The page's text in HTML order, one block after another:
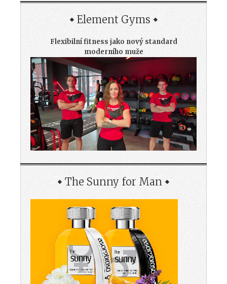
Element Gyms
Flexibilní fitness jako nový standard
moderního muže
The Sunny for Man